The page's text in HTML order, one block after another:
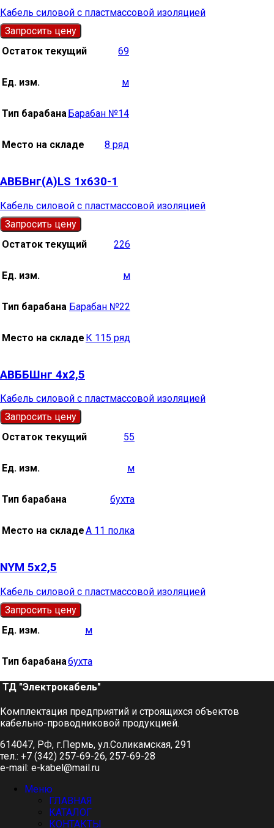
Кабель силовой с пластмассовой изоляцией
Запросить цену
Остаток текущий
69
Ед. изм. м
Тип барабана Барабан №14
Место на складе 8 ряд
АВБВнг(А)LS 1х630-1
Кабель силовой с пластмассовой изоляцией
Запросить цену
Остаток текущий
226
Ед. изм. м
Тип барабана Барабан №22
Место на складе К 115 ряд
АВББШнг 4х2,5
Кабель силовой с пластмассовой изоляцией
Запросить цену
Остаток текущий
55
Ед. изм. м
Тип барабана бухта
Место на складеА 11 полка
NYM 5х2,5
Кабель силовой с пластмассовой изоляцией
Запросить цену
Ед. изм.
м
Тип барабанабухта
ТД "Электрокабель"​
Комплектация предприятий и строящихся объектов
кабельно-проводниковой продукцией.
614047, РФ, г.Пермь, ул.Соликамская, 291
тел.: +7 (342) 257-69-26, 257-69-28
e-mail: e-kabel@mail.ru
Меню
ГЛАВНАЯ
КАТАЛОГ
КОНТАКТЫ